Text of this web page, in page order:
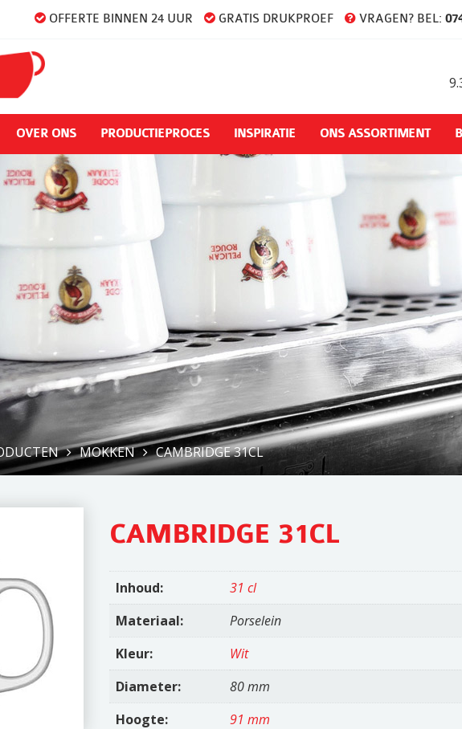
OFFERTE BINNEN 24 UUR GRATIS DRUKPROEF VRAGEN? BEL:
OVER ONS PRODUCTIEPROCES INSPIRATIE ONS ASSORTIMENT
MOKKEN CAMBRIDGE 31CL
CAMBRIDGE 31CL
Inhoud:
31 cl
Materiaal:
Porselein
Kleur:
Wit
Diameter:
80 mm
Hoogte:
91 mm